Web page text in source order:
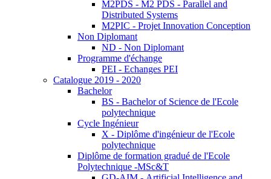
M2PDS - M2 PDS - Parallel and
Distributed Systems
M2PIC - Projet Innovation Conception
Non Diplomant
ND - Non Diplomant
Programme d'échange
PEI - Echanges PEI
Catalogue 2019 - 2020
Bachelor
BS - Bachelor of Science de l'Ecole
polytechnique
Cycle Ingénieur
X - Diplôme d'ingénieur de l'Ecole
polytechnique
Diplôme de formation gradué de l'Ecole
Polytechnique -MSc&T